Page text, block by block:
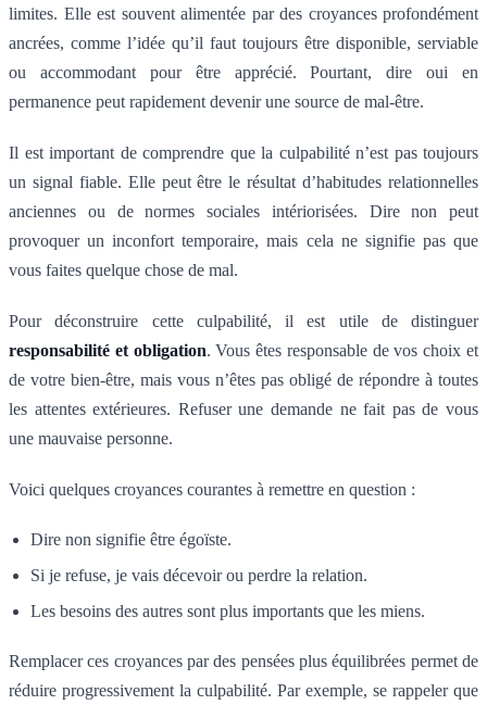
limites. Elle est souvent alimentée par des croyances profondément
ancrées, comme l’idée qu’il faut toujours être disponible, serviable
ou accommodant pour être apprécié. Pourtant, dire oui en
permanence peut rapidement devenir une source de mal-être.
Il est important de comprendre que la culpabilité n’est pas toujours
un signal fiable. Elle peut être le résultat d’habitudes relationnelles
anciennes ou de normes sociales intériorisées. Dire non peut
provoquer un inconfort temporaire, mais cela ne signifie pas que
vous faites quelque chose de mal.
Pour déconstruire cette culpabilité, il est utile de distinguer
responsabilité et obligation. Vous êtes responsable de vos choix et
de votre bien-être, mais vous n’êtes pas obligé de répondre à toutes
les attentes extérieures. Refuser une demande ne fait pas de vous
une mauvaise personne.
Voici quelques croyances courantes à remettre en question :
Dire non signifie être égoïste.
Si je refuse, je vais décevoir ou perdre la relation.
Les besoins des autres sont plus importants que les miens.
Remplacer ces croyances par des pensées plus équilibrées permet de
réduire progressivement la culpabilité. Par exemple, se rappeler que